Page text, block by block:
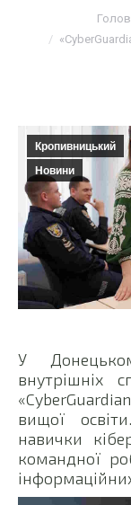
Кропивницький
Новини
У
внутрішніх
вищої
навички
командної